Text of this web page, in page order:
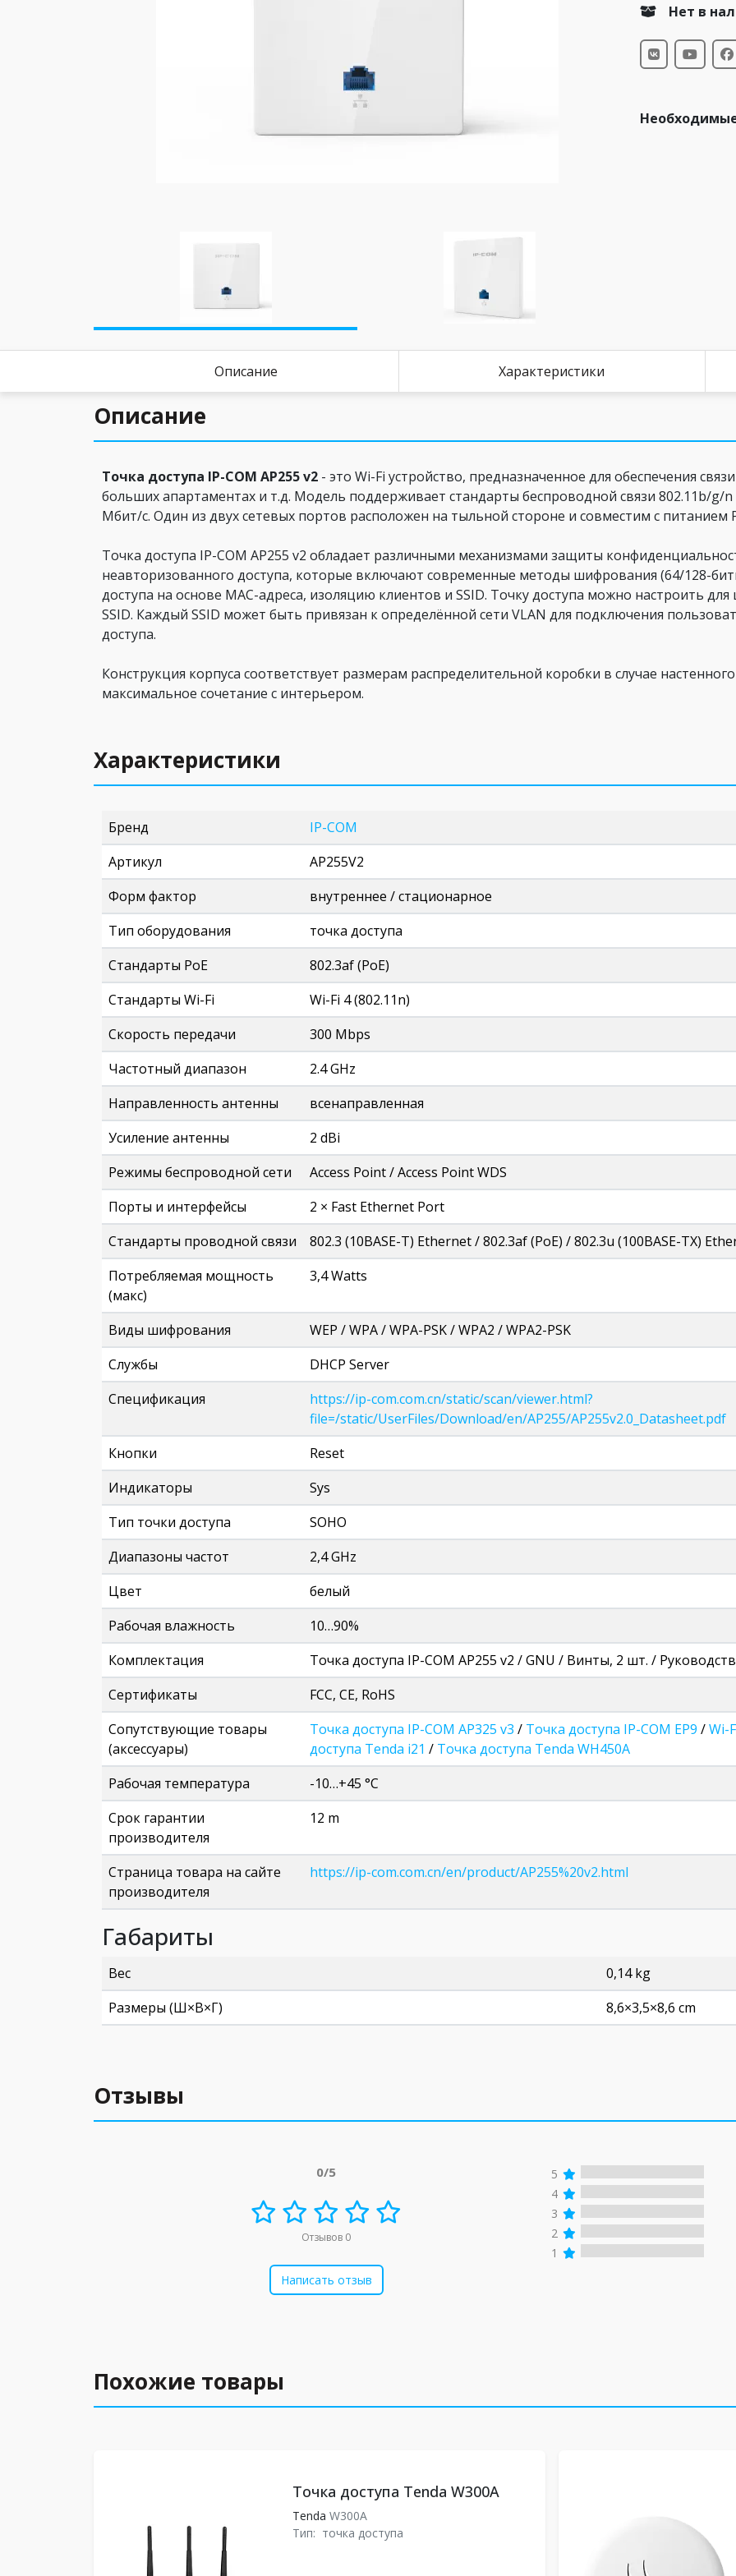
Нет в
Описание Характеристики
Описание
Точка доступа IP-COM AP255 v2 - это Wi-Fi устройство, предназначенное для обеспечения
больших апартаментах и т.д. Модель поддерживает стандарты беспроводной связи 802.11b/g/
Мбит/с. Один из двух сетевых портов расположен на тыльной стороне и совместим с питанием
Точка доступа IP-COM AP255 v2 обладает различными механизмами защиты
неавторизованного доступа, которые включают современные методы шифрования (64/128-
доступа на основе MAC-адреса, изоляцию клиентов и SSID. Точку доступа можно настроить
SSID. Каждый SSID может быть привязан к определённой сети VLAN для подключения
доступа.
Конструкция корпуса соответствует размерам распределительной коробки в случае
максимальное сочетание с интерьером.
Характеристики
Бренд
IP-COM
Артикул
AP255V2
Форм фактор
внутреннее / стационарное
Тип оборудования
точка доступа
Стандарты PoE
802.3af (PoE)
Стандарты Wi-Fi
Wi-Fi 4 (802.11n)
Скорость передачи
300 Mbps
Частотный диапазон
2.4 GHz
Направленность антенны
всенаправленная
Усиление антенны
2 dBi
Режимы беспроводной сети
Access Point / Access Point WDS
Порты и интерфейсы
2 × Fast Ethernet Port
Стандарты проводной связи
802.3 (10BASE-T) Ethernet / 802.3af (PoE) / 802.3u (100BASE-TX)
Потребляемая мощность
(макс)
3,4 Watts
Виды шифрования
WEP / WPA / WPA-PSK / WPA2 / WPA2-PSK
Службы
DHCP Server
Спецификация
https://ip-com.com.cn/static/scan/viewer.html?
file=/static/UserFiles/Download/en/AP255/AP255v2.0_Datasheet.pdf
Кнопки
Reset
Индикаторы
Sys
Тип точки доступа
SOHO
Диапазоны частот
2,4 GHz
Цвет
белый
Рабочая влажность
10…90%
Комплектация
Точка доступа IP-COM AP255 v2 / GNU / Винты, 2 шт. /
Сертификаты
FCC, CE, RoHS
Сопутствующие товары
(аксессуары)
Точка доступа IP-COM AP325 v3 / Точка доступа IP-COM EP9 /Wi-
доступа Tenda i21 / Точка доступа Tenda WH450A
Рабочая температура
-10…+45 °C
Срок гарантии
производителя
12 m
Страница товара на сайте
производителя
https://ip-com.com.cn/en/product/AP255%20v2.html
Габариты
Вес
0,14 kg
Размеры (Ш×В×Г)
8,6×3,5×8,6 cm
Отзывы
0/5
Отзывов 0
Написать отзыв
5
4
3
2
1
Похожие товары
Точка доступа Tenda W300A
Tenda W300A
Тип: точка доступа